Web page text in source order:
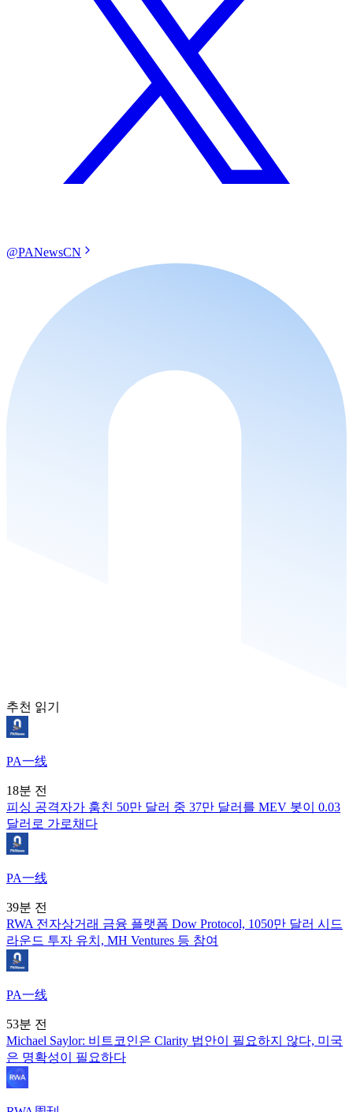
@PANewsCN
추천 읽기
PA一线
18분 전
피싱 공격자가 훔친 50만 달러 중 37만 달러를 MEV 봇이 0.03
달러로 가로채다
PA一线
39분 전
RWA 전자상거래 금융 플랫폼 Dow Protocol, 1050만 달러 시드
라운드 투자 유치, MH Ventures 등 참여
PA一线
53분 전
Michael Saylor: 비트코인은 Clarity 법안이 필요하지 않다, 미국
은 명확성이 필요하다